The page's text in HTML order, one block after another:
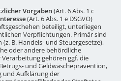
Vorgaben(Art. 6 Abs. 1 c
(Art. 6 Abs. 1 e DSGVO)
beteiligt, unterliegen
Verpflichtungen. Primär sind
B. Handels- und Steuergesetze),
oder andere behördliche
gehören ggf. die
und Geldwäscheprävention,
und Aufklärung der